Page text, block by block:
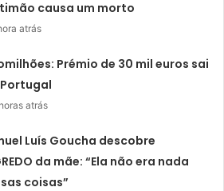
causa um morto
atrás
Prémio de 30 mil euros sai
atrás
Luís Goucha descobre
da mãe: “Ela não era nada
coisas”